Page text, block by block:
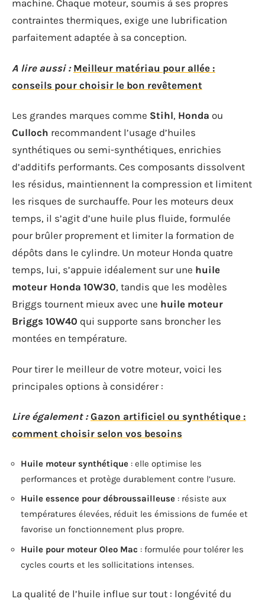
machine. Chaque moteur, soumis à ses propres
contraintes thermiques, exige une lubrification
parfaitement adaptée à sa conception.
A lire aussi : Meilleur matériau pour allée :
conseils pour choisir le bon revêtement
Les grandes marques comme Stihl, Honda ou
Culloch recommandent l’usage d’huiles
synthétiques ou semi-synthétiques, enrichies
d’additifs performants. Ces composants dissolvent
les résidus, maintiennent la compression et limitent
les risques de surchauffe. Pour les moteurs deux
temps, il s’agit d’une huile plus fluide, formulée
pour brûler proprement et limiter la formation de
dépôts dans le cylindre. Un moteur Honda quatre
temps, lui, s’appuie idéalement sur une huile
moteur Honda 10W30, tandis que les modèles
Briggs tournent mieux avec une huile moteur
Briggs 10W40 qui supporte sans broncher les
montées en température.
Pour tirer le meilleur de votre moteur, voici les
principales options à considérer :
Lire également : Gazon artificiel ou synthétique :
comment choisir selon vos besoins
Huile moteur synthétique : elle optimise les
performances et protège durablement contre l’usure.
Huile essence pour débroussailleuse : résiste aux
températures élevées, réduit les émissions de fumée et
favorise un fonctionnement plus propre.
Huile pour moteur Oleo Mac : formulée pour tolérer les
cycles courts et les sollicitations intenses.
La qualité de l’huile influe sur tout : longévité du